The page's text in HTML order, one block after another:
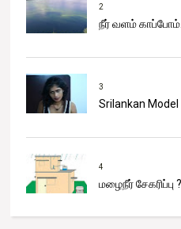
2
நீர் வளம் காப்போம்..
3
Srilankan Model
4
மழைநீர் சேகரிப்பு ?